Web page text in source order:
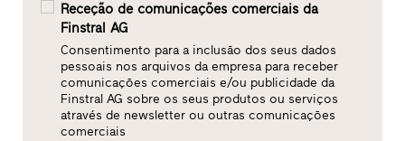
Receção de comunicações comerciais da
Finstral AG
Consentimento para a inclusão dos seus dados
pessoais nos arquivos da empresa para receber
comunicações comerciais e/ou publicidade da
Finstral AG sobre os seus produtos ou serviços
através de newsletter ou outras comunicações
comerciais